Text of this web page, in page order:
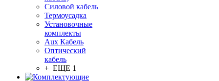
Силовой кабель
Термоусадка
Установочные
комплекты
Aux Кабель
Оптический
кабель
+ ЕЩЕ 1